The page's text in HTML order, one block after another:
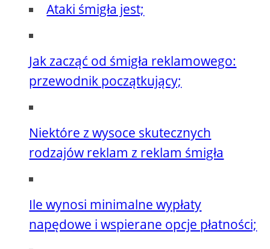
Ataki śmigła jest;
Jak zacząć od śmigła reklamowego:
przewodnik początkujący;
Niektóre z wysoce skutecznych
rodzajów reklam z reklam śmigła
Ile wynosi minimalne wypłaty
napędowe i wspierane opcje płatności;